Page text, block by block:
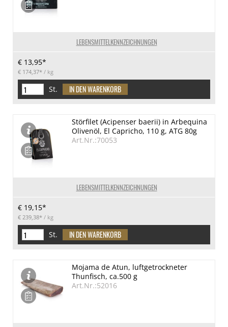
LEBENSMITTELKENNZEICHNUNGEN
€ 13,95*
€ 174,37* / kg
St.
LEBENSMITTELKENNZEICHNUNGEN
Störfilet (Acipenser baerii) in Arbequina
Olivenöl, El Capricho, 110 g, ATG 80g
Art.Nr.:70053
€ 19,15*
€ 239,38* / kg
St.
Mojama de Atun, luftgetrockneter
Thunfisch, ca.500 g
Art.Nr.:52016